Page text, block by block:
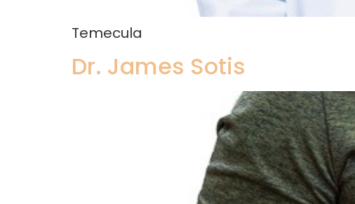
Temecula
Dr. James Sotis